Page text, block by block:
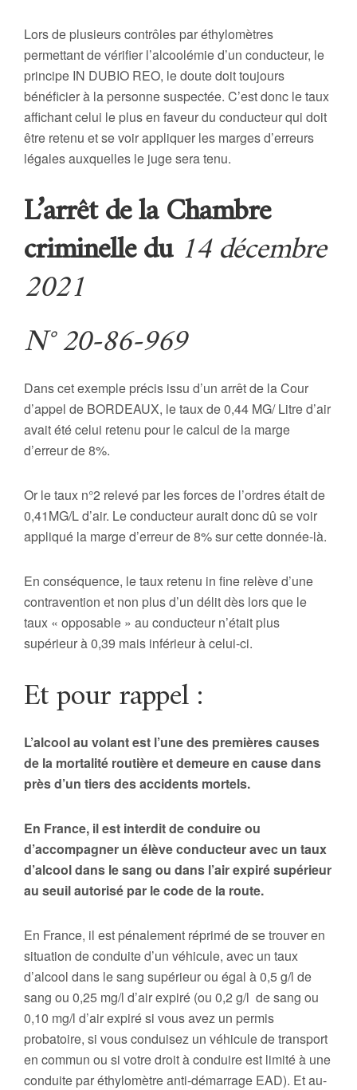
Lors de plusieurs contrôles par éthylomètres
permettant de vérifier l’alcoolémie d’un conducteur, le
principe IN DUBIO REO, le doute doit toujours
bénéficier à la personne suspectée. C’est donc le taux
affichant celui le plus en faveur du conducteur qui doit
être retenu et se voir appliquer les marges d’erreurs
légales auxquelles le juge sera tenu.
L’arrêt de la Chambre
criminelle du 14 décembre
2021
N° 20-86-969
Dans cet exemple précis issu d’un arrêt de la Cour
d’appel de BORDEAUX, le taux de 0,44 MG/ Litre d’air
avait été celui retenu pour le calcul de la marge
d’erreur de 8%.
Or le taux n°2 relevé par les forces de l’ordres était de
0,41MG/L d’air. Le conducteur aurait donc dû se voir
appliqué la marge d’erreur de 8% sur cette donnée-là.
En conséquence, le taux retenu in fine relève d’une
contravention et non plus d’un délit dès lors que le
taux « opposable » au conducteur n’était plus
supérieur à 0,39 mais inférieur à celui-ci.
Et pour rappel :
L’alcool au volant est l’une des premières causes
de la mortalité routière et demeure en cause dans
près d’un tiers des accidents mortels.
En France, il est interdit de conduire ou
d’accompagner un élève conducteur avec un taux
d’alcool dans le sang ou dans l’air expiré supérieur
au seuil autorisé par le code de la route.
En France, il est pénalement réprimé de se trouver en
situation de conduite d’un véhicule, avec un taux
d’alcool dans le sang supérieur ou égal à 0,5 g/l de
sang ou 0,25 mg/l d’air expiré (ou 0,2 g/l de sang ou
0,10 mg/l d’air expiré si vous avez un permis
probatoire, si vous conduisez un véhicule de transport
en commun ou si votre droit à conduire est limité à une
conduite par éthylomètre anti-démarrage EAD). Et au-